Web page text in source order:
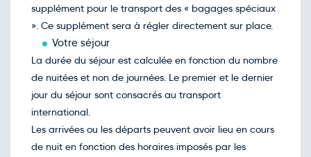
11
avril
816€/pers
12
avril
800€
Mar.
13
avril
785€/pers
Mer.
14
avril
796€
Jeu.
15
791€/pers
supplément pour le transport des « bagages spéciaux
». Ce supplément sera à régler directement sur place.
Votre séjour
La durée du séjour est calculée en fonction du nombre
de nuitées et non de journées. Le premier et le dernier
jour du séjour sont consacrés au transport
international.
Les arrivées ou les départs peuvent avoir lieu en cours
de nuit en fonction des horaires imposés par les